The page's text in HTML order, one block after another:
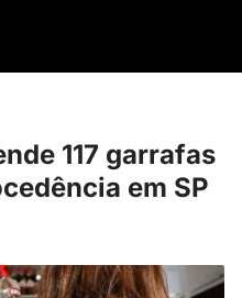
117 garrafas
em SP